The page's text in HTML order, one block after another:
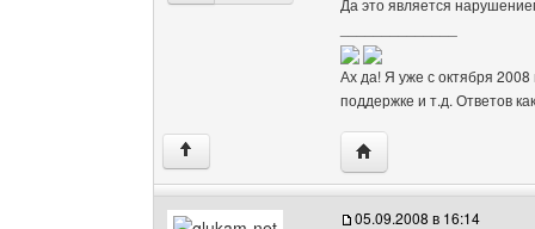
Да это является
Ах да! Я уже с октября
поддержке и т.д. Ответов
↑ Посетить сайт
05.09.2008 в 16:14